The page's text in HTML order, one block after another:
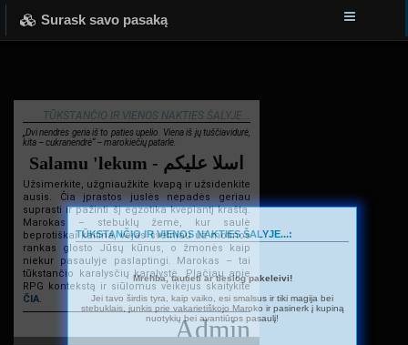
Surask savo pasaką
TŪKSTANČIO IR VIENOS NAKTIES ŠALYJE...
„Dvi nendrės geria iš to paties upelio. Viena iš jų tuščiavidurė,
kita – cukranendrė“ – marokiečių patarlė.
Salamu 'lekum - اسلا عليكم
Užsimerkite, užgniaužkite kvapą ir užsidenkite
ausis. Čia įprastos juslės nepadės geriau
suprasti ir pažinti šį egzotika kvepiantį kraštą.
Marokas – stebuklų žemė, kur saulė
beprotiškai kaitina, vėjas švelniau už motinos
rankas glosto Jūsų kūnus, o žmonės kaip
niekur pasaulyje paslaptingi. Marokas – tai
tūkstančio karalysčių karalystė. Plačiau apie
RPG kontekstą ir siūlomus veikėjus skaitykite
ČIA.
Admin
TŪKSTANČIO IR VIENOS NAKTIES ŠALYJE...:
Mrehba, tautieti ar tiesiog pakeleivi!
Jei tavo širdis tyra, kaip vaiko, esi smalsus ir tiki magija bei
stebuklais, junkis prie vakarietiškojo Maroko ir pasinerk į kupiną
nuotykių bei avantiūros pasaulį!